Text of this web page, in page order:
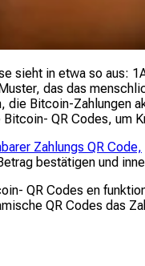
sieht in etwa so aus:
das das
die Bitcoin-Zahlungen
QR Codes, um
Zahlungs QR Code,
bestätigen und
QR Codes en
QR Codes das